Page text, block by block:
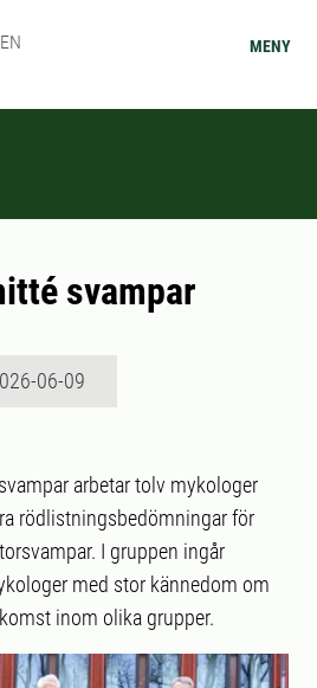
MENY
svampar
06-09
arbetar tolv mykologer
rödlistningsbedömningar för
I gruppen ingår
med stor kännedom om
inom olika grupper.